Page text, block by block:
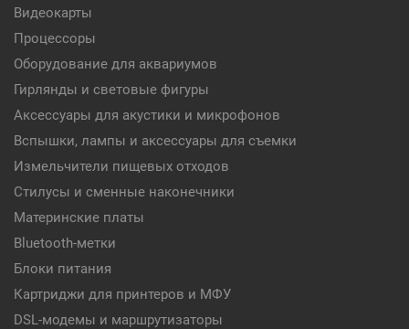
Видеокарты
Процессоры
Оборудование для аквариумов
Гирлянды и световые фигуры
Аксессуары для акустики и микрофонов
Вспышки, лампы и аксессуары для съемки
Измельчители пищевых отходов
Стилусы и сменные наконечники
Материнские платы
Bluetooth-метки
Блоки питания
Картриджи для принтеров и МФУ
DSL-модемы и маршрутизаторы